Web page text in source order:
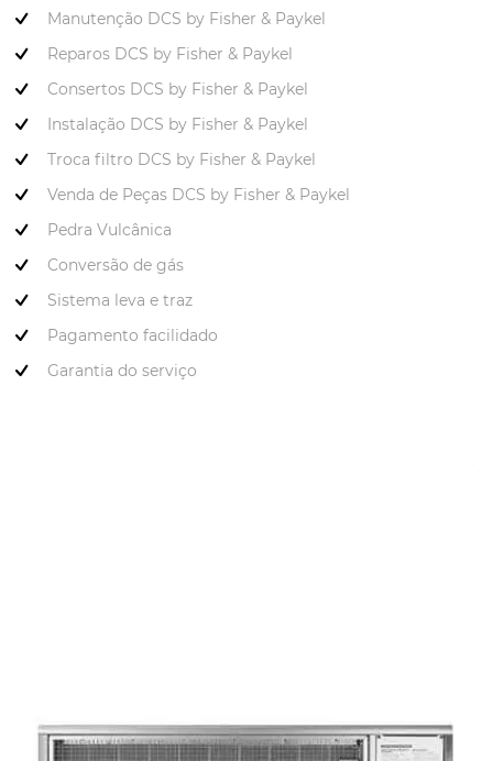
Manutenção DCS by Fisher & Paykel
Reparos DCS by Fisher & Paykel
Consertos DCS by Fisher & Paykel
Instalação DCS by Fisher & Paykel
Troca filtro DCS by Fisher & Paykel
Venda de Peças DCS by Fisher & Paykel
Pedra Vulcânica
Conversão de gás
Sistema leva e traz
Pagamento facilidado
Garantia do serviço